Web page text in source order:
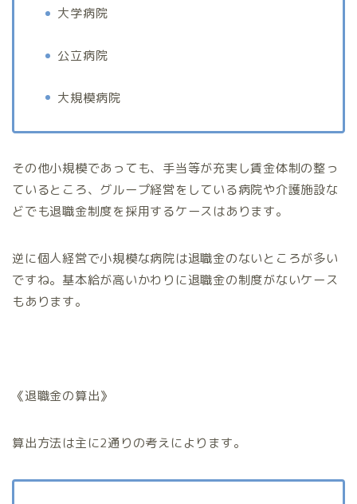
大学病院
公立病院
大規模病院
その他小規模であっても、手当等が充実し賃金体制の整っ
ているところ、グループ経営をしている病院や介護施設な
どでも退職金制度を採用するケースはあります。
逆に個人経営で小規模な病院は退職金のないところが多い
ですね。基本給が高いかわりに退職金の制度がないケース
もあります。
《退職金の算出》
算出方法は主に2通りの考えによります。